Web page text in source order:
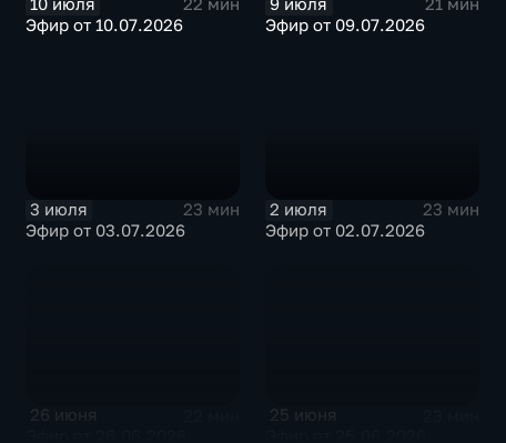
22 мин
Эфир от 10.07.2026
21 мин
Эфир от 09.07.2026
3 июля
23 мин
Эфир от 03.07.2026
2 июля
23 мин
Эфир от 02.07.2026
26 июня 25 июня